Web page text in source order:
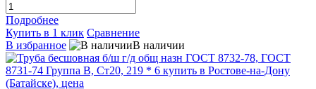
Подробнее
Купить в 1 клик Сравнение
В избранное
В наличии